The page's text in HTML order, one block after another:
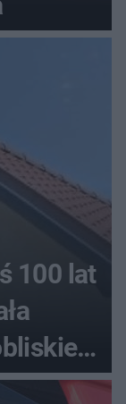
100 lat
i